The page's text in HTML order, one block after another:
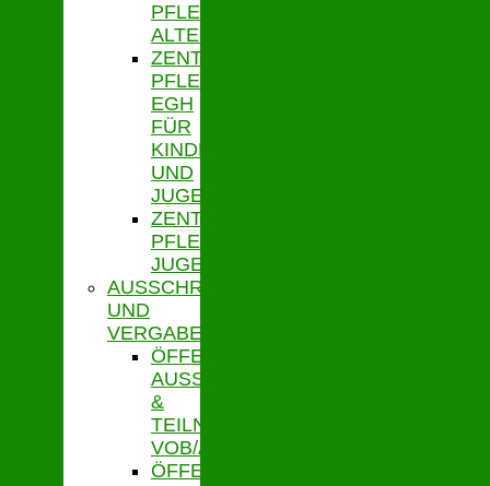
PFLEGESATZSTELLE
ALTENHILFE
ZENTRALE
PFLEGESATZSTELLE
EGH
FÜR
KINDER
UND
JUGENDLICHE
ZENTRALE
PFLEGESATZSTELLE
JUGENDHILFE
AUSSCHREIBUNGEN
UND
VERGABE
ÖFFENTLICHE
AUSSCHR.
&
TEILNAHMEWETTBEWERBE
VOB/A
ÖFFENTLICHE